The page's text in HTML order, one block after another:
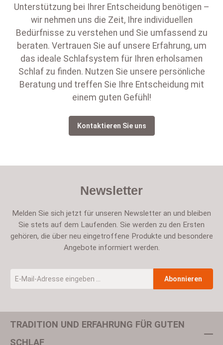
Unterstützung bei Ihrer Entscheidung benötigen –
wir nehmen uns die Zeit, Ihre individuellen
Bedürfnisse zu verstehen und Sie umfassend zu
beraten. Vertrauen Sie auf unsere Erfahrung, um
das ideale Schlafsystem für Ihren erholsamen
Schlaf zu finden. Nutzen Sie unsere persönliche
Beratung und treffen Sie Ihre Entscheidung mit
einem guten Gefühl!
Kontaktieren Sie uns
Newsletter
Melden Sie sich jetzt für unseren Newsletter an und bleiben
Sie stets auf dem Laufenden. Sie werden zu den Ersten
gehören, die über neu eingetroffene Produkte und besondere
Angebote informiert werden.
Abonnieren
Um weiterzugehen, geben Sie die oben abgebildeten Zeichen ein
TRADITION UND ERFAHRUNG FÜR GUTEN
SCHLAF